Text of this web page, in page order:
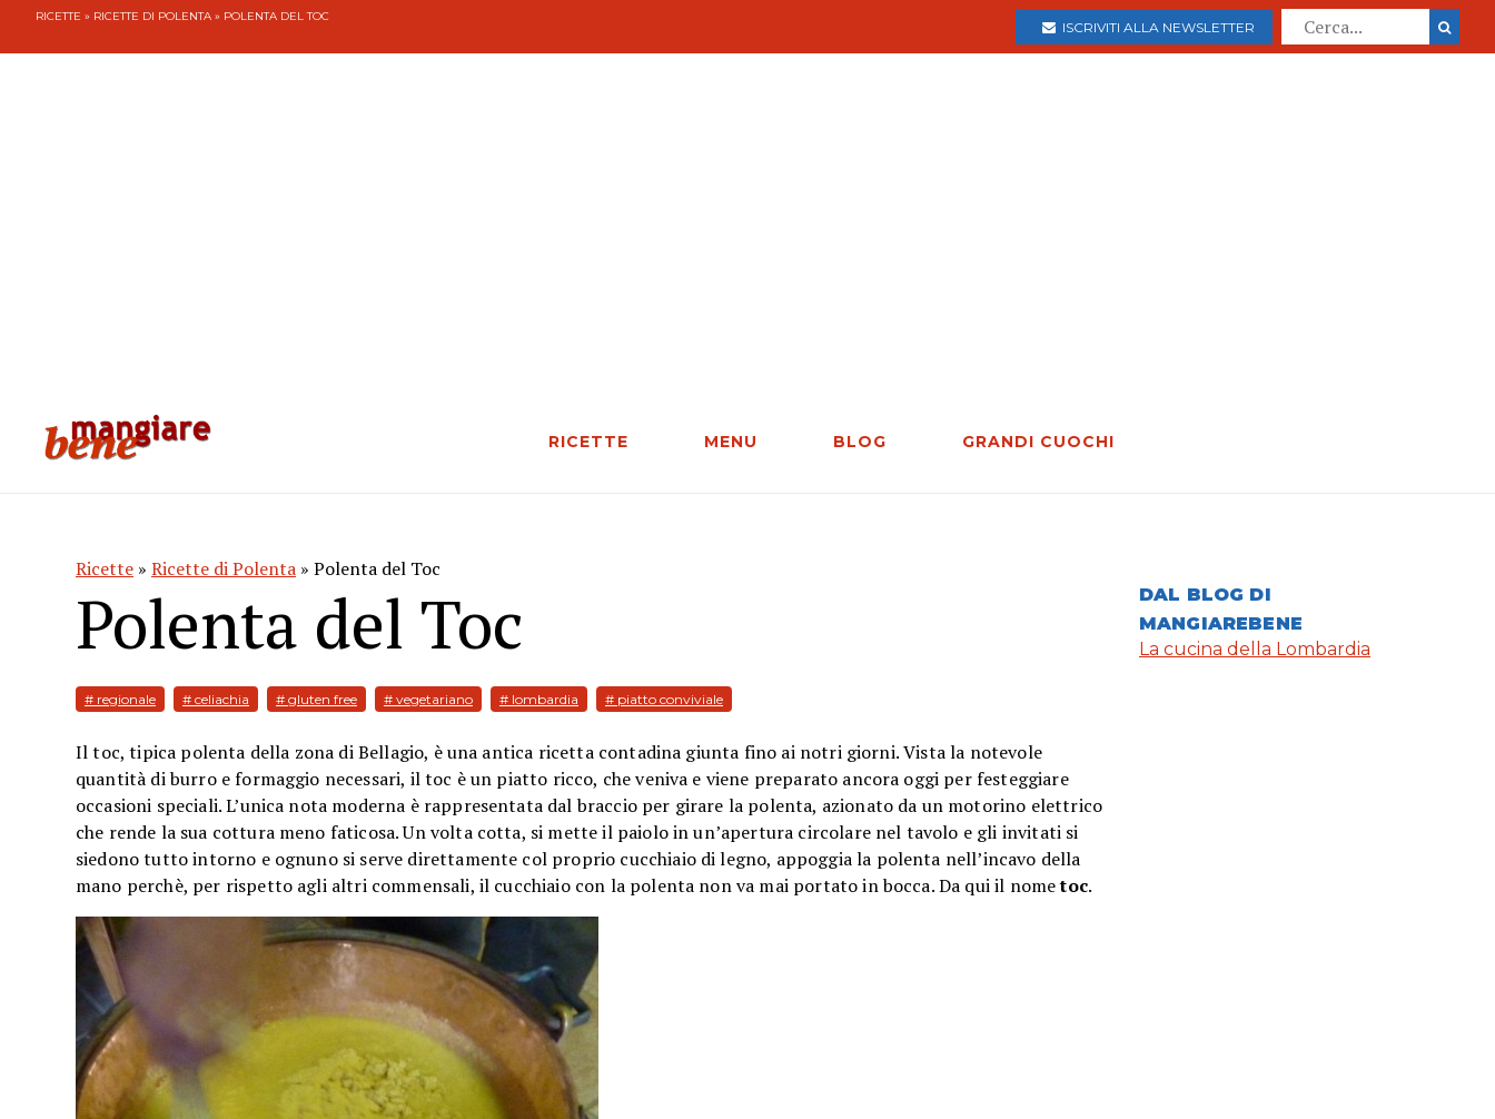
RICETTE » RICETTE DI POLENTA » POLENTA DEL TOC
ISCRIVITI ALLA NEWSLETTER
RICETTE MENU BLOG GRANDI CUOCHI
Ricette » Ricette di Polenta » Polenta del Toc
Polenta del Toc
# regionale # celiachia # gluten free # vegetariano # lombardia # piatto conviviale
Il toc, tipica polenta della zona di Bellagio, è una antica ricetta contadina giunta fino ai notri giorni. Vista la notevole
quantità di burro e formaggio necessari, il toc è un piatto ricco, che veniva e viene preparato ancora oggi per festeggiare
occasioni speciali. L’unica nota moderna è rappresentata dal braccio per girare la polenta, azionato da un motorino elettrico
che rende la sua cottura meno faticosa. Un volta cotta, si mette il paiolo in un’apertura circolare nel tavolo e gli invitati si
siedono tutto intorno e ognuno si serve direttamente col proprio cucchiaio di legno, appoggia la polenta nell’incavo della
mano perchè, per rispetto agli altri commensali, il cucchiaio con la polenta non va mai portato in bocca. Da qui il nometoc.
DAL BLOG DI
MANGIAREBENE
La cucina della Lombardia